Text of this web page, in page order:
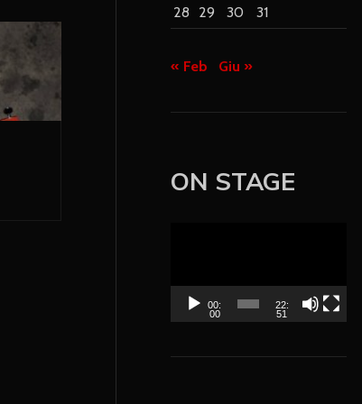
28
29 30 31
« Feb Giu »
ON STAGE
o
l
00:
00
22:
51